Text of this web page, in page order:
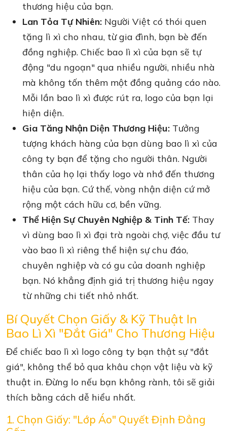
thương hiệu của bạn.
Lan Tỏa Tự Nhiên: Người Việt có thói quen
tặng lì xì cho nhau, từ gia đình, bạn bè đến
đồng nghiệp. Chiếc bao lì xì của bạn sẽ tự
động "du ngoạn" qua nhiều người, nhiều nhà
mà không tốn thêm một đồng quảng cáo nào.
Mỗi lần bao lì xì được rút ra, logo của bạn lại
hiện diện.
Gia Tăng Nhận Diện Thương Hiệu: Tưởng
tượng khách hàng của bạn dùng bao lì xì của
công ty bạn để tặng cho người thân. Người
thân của họ lại thấy logo và nhớ đến thương
hiệu của bạn. Cứ thế, vòng nhận diện cứ mở
rộng một cách hữu cơ, bền vững.
Thể Hiện Sự Chuyên Nghiệp & Tinh Tế: Thay
vì dùng bao lì xì đại trà ngoài chợ, việc đầu tư
vào bao lì xì riêng thể hiện sự chu đáo,
chuyên nghiệp và có gu của doanh nghiệp
bạn. Nó khẳng định giá trị thương hiệu ngay
từ những chi tiết nhỏ nhất.
Bí Quyết Chọn Giấy & Kỹ Thuật In
Bao Lì Xì "Đắt Giá" Cho Thương Hiệu
Để chiếc bao lì xì logo công ty bạn thật sự "đắt
giá", không thể bỏ qua khâu chọn vật liệu và kỹ
thuật in. Đừng lo nếu bạn không rành, tôi sẽ giải
thích bằng cách dễ hiểu nhất.
1. Chọn Giấy: "Lớp Áo" Quyết Định Đẳng